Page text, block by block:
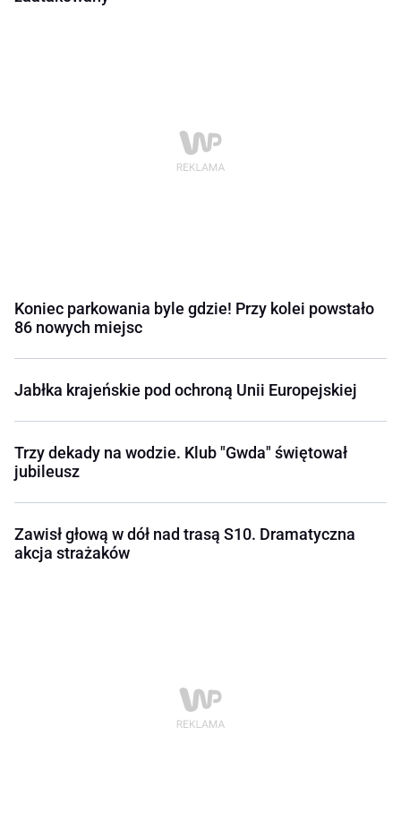
Koniec parkowania byle gdzie! Przy kolei powstało
86 nowych miejsc
Jabłka krajeńskie pod ochroną Unii Europejskiej
Trzy dekady na wodzie. Klub "Gwda" świętował
jubileusz
Zawisł głową w dół nad trasą S10. Dramatyczna
akcja strażaków